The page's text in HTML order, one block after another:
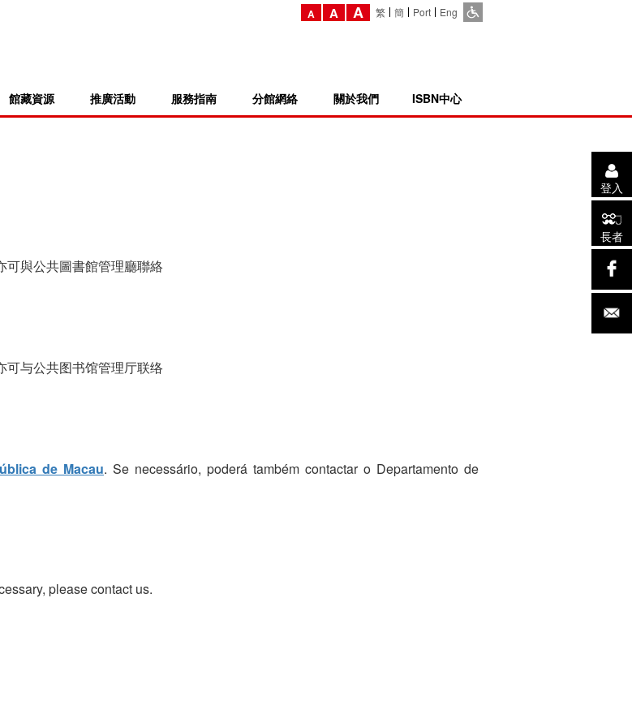
A A A 繁 簡 Port Eng
館藏資源 推廣活動 服務指南 分館網絡 關於我們 ISBN中心
登入
長者
可與公共圖書館管理廳聯絡
与公共图书馆管理厅联络
de Macau. Se necessário, poderá também contactar o Departamento de
please contact us.